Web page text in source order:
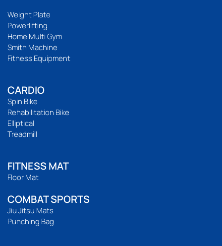
Weight Plate
Powerlifting
Home Multi Gym
Smith Machine
Fitness Equipment
CARDIO
Spin Bike
Rehabilitation Bike
Elliptical
Treadmill
FITNESS MAT
Floor Mat
COMBAT SPORTS
Jiu Jitsu Mats
Punching Bag